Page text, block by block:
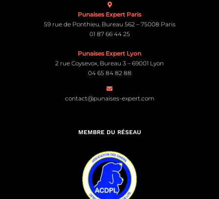
Punaises Expert Paris
59 rue de Ponthieu, Bureau 562 – 75008 Paris
01 87 66 44 25
Punaises Expert Lyon
2 rue Coysevox, Bureau 3 – 69001 Lyon
04 65 84 82 88
contact@punaises-expert.com
MEMBRE DU RÉSEAU